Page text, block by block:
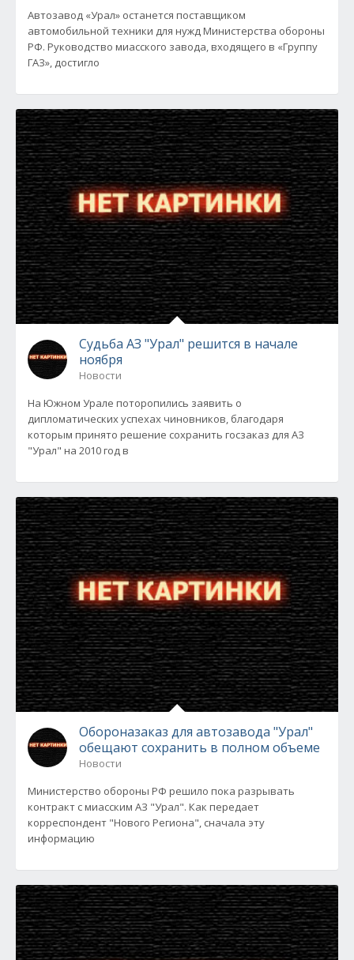
Автозавод «Урал» останется поставщиком
автомобильной техники для нужд Министерства обороны
РФ. Руководство миасского завода, входящего в «Группу
ГАЗ», достигло
Судьба АЗ "Урал" решится в начале
ноября
Новости
На Южном Урале поторопились заявить о
дипломатических успехах чиновников, благодаря
которым принято решение сохранить госзаказ для АЗ
"Урал" на 2010 год в
Обороназаказ для автозавода "Урал"
обещают сохранить в полном объеме
Новости
Министерство обороны РФ решило пока разрывать
контракт с миасским АЗ "Урал". Как передает
корреспондент "Нового Региона", сначала эту
информацию